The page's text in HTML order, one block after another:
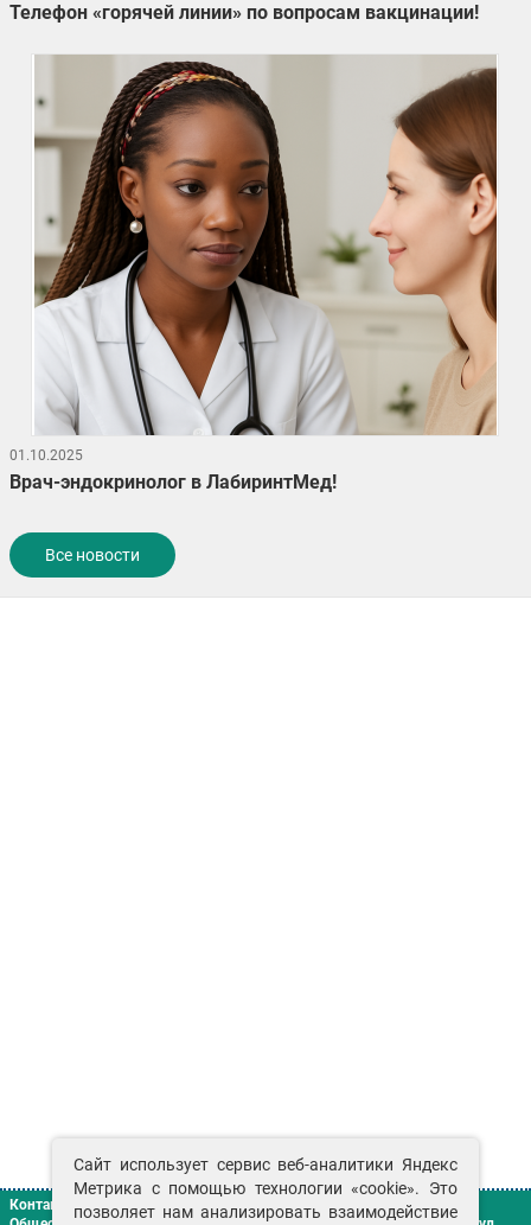
Телефон «горячей линии» по вопросам вакцинации!
01.10.2025
Врач-эндокринолог в ЛабиринтМед!
Все новости
Контакты
Сайт использует сервис веб-аналитики Яндекс
Метрика с помощью технологии «cookie». Это
позволяет нам анализировать взаимодействие